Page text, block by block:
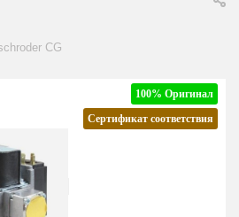
CG
100% Оригинал
Сертификат соответствия